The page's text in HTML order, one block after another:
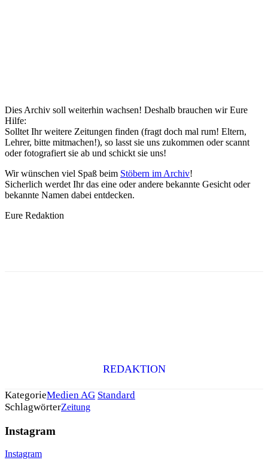
Dies Archiv soll weiterhin wachsen! Deshalb brauchen wir Eure
Hilfe:
Solltet Ihr weitere Zeitungen finden (fragt doch mal rum! Eltern,
Lehrer, bitte mitmachen!), so lasst sie uns zukommen oder scannt
oder fotografiert sie ab und schickt sie uns!
Wir wünschen viel Spaß beim Stöbern im Archiv!
Sicherlich werdet Ihr das eine oder andere bekannte Gesicht oder
bekannte Namen dabei entdecken.
Eure Redaktion
REDAKTION
KategorieMedien AG Standard
SchlagwörterZeitung
Instagram
Instagram